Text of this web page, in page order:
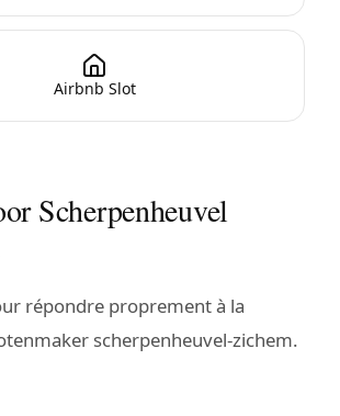
Airbnb Slot
Scherpenheuvel
répondre proprement à la
scherpenheuvel-zichem.